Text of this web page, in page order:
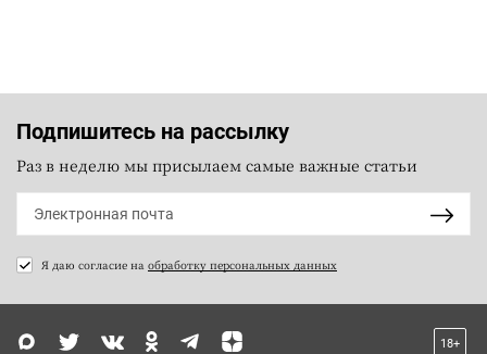
Подпишитесь на рассылку
Раз в неделю мы присылаем самые важные статьи
Я даю согласие на обработку персональных данных
18+